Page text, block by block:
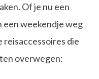
Of je nu een
weekendje weg
reisaccessoires die
overwegen: